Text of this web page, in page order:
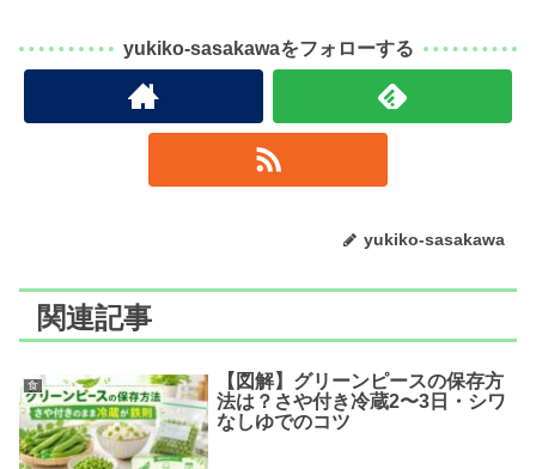
yukiko-sasakawaをフォローする
yukiko-sasakawa
関連記事
食
【図解】グリーンピースの保存方
法は？さや付き冷蔵2〜3日・シワ
なしゆでのコツ